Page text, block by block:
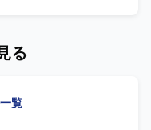
クラウド基盤上でNW
でのルーティング設
きながら正確に構築
る
覧